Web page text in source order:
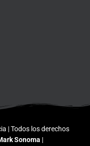
| Todos los derechos
Sonoma |